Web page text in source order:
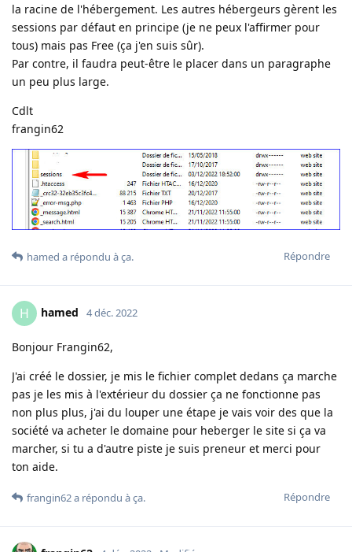
la racine de l'hébergement. Les autres hébergeurs gèrent les
sessions par défaut en principe (je ne peux l'affirmer pour
tous) mais pas Free (ça j'en suis sûr).
Par contre, il faudra peut-être le placer dans un paragraphe
un peu plus large.
Cdlt
frangin62
Répondre
hamed a répondu à ça.
H hamed 4 déc. 2022
Bonjour Frangin62,
J'ai créé le dossier, je mis le fichier complet dedans ça marche
pas je les mis à l'extérieur du dossier ça ne fonctionne pas
non plus plus, j'ai du louper une étape je vais voir des que la
société va acheter le domaine pour heberger le site si ça va
marcher, si tu a d'autre piste je suis preneur et merci pour
ton aide.
Répondre
frangin62a répondu à ça.